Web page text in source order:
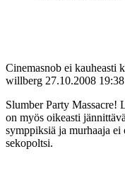
Cinemasnob ei kauheasti
willberg 27.10.2008 19:38
Slumber Party Massacre!
on myös oikeasti
symppiksiä ja murhaaja
sekopoltsi.